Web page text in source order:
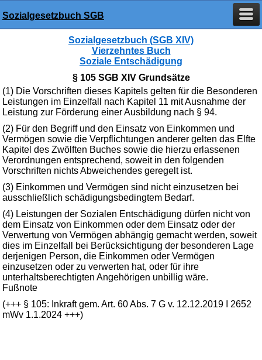
Sozialgesetzbuch SGB
Sozialgesetzbuch (SGB XIV)
Vierzehntes Buch
Soziale Entschädigung
§ 105 SGB XIV Grundsätze
(1) Die Vorschriften dieses Kapitels gelten für die Besonderen
Leistungen im Einzelfall nach Kapitel 11 mit Ausnahme der
Leistung zur Förderung einer Ausbildung nach § 94.
(2) Für den Begriff und den Einsatz von Einkommen und
Vermögen sowie die Verpflichtungen anderer gelten das Elfte
Kapitel des Zwölften Buches sowie die hierzu erlassenen
Verordnungen entsprechend, soweit in den folgenden
Vorschriften nichts Abweichendes geregelt ist.
(3) Einkommen und Vermögen sind nicht einzusetzen bei
ausschließlich schädigungsbedingtem Bedarf.
(4) Leistungen der Sozialen Entschädigung dürfen nicht von
dem Einsatz von Einkommen oder dem Einsatz oder der
Verwertung von Vermögen abhängig gemacht werden, soweit
dies im Einzelfall bei Berücksichtigung der besonderen Lage
derjenigen Person, die Einkommen oder Vermögen
einzusetzen oder zu verwerten hat, oder für ihre
unterhaltsberechtigten Angehörigen unbillig wäre.
Fußnote
(+++ § 105: Inkraft gem. Art. 60 Abs. 7 G v. 12.12.2019 I 2652
mWv 1.1.2024 +++)